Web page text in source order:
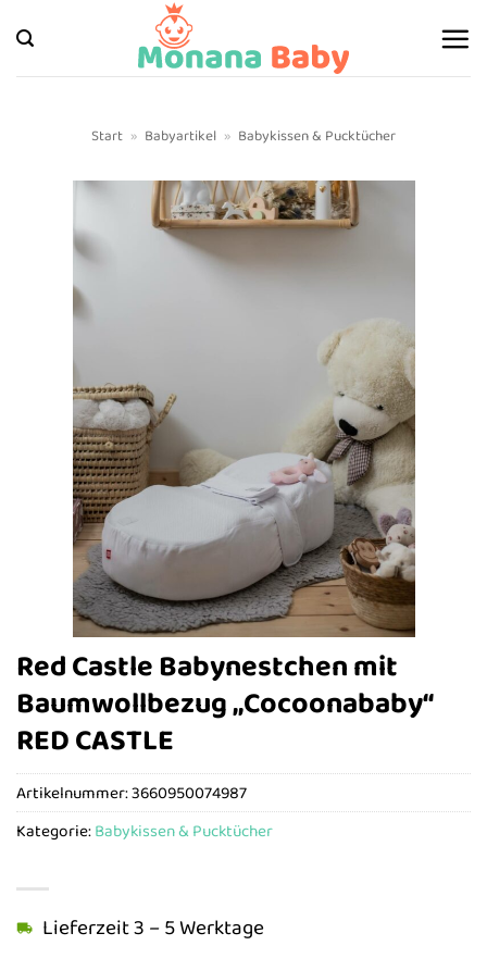
Inhalt
springen
Start » Babyartikel » Babykissen & Pucktücher
Red Castle Babynestchen mit
Baumwollbezug „Cocoonababy“
RED CASTLE
Lieferzeit 3 – 5 Werktage
Artikelnummer:3660950074987
Kategorie:Babykissen & Pucktücher